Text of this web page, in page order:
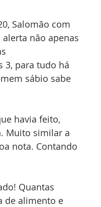
Salomão com
não apenas
3, para tudo há
sábio sabe
havia feito,
Muito similar a
nota. Contando
Quantas
de alimento e